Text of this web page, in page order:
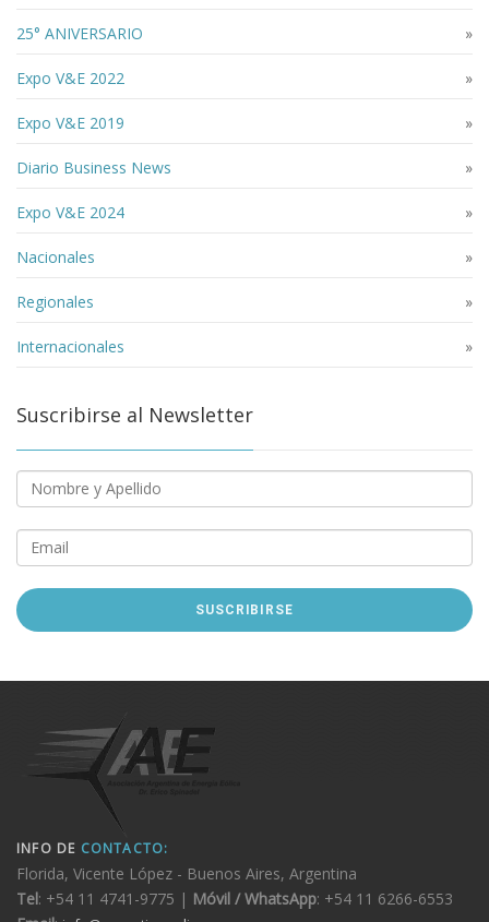
»
25° ANIVERSARIO
»
Expo V&E 2022
»
Expo V&E 2019
»
Diario Business News
»
Expo V&E 2024
»
Nacionales
»
Regionales
»
Internacionales
Suscribirse al Newsletter
INFO DE CONTACTO:
Florida, Vicente López - Buenos Aires, Argentina
Tel: +54 11 4741-9775 | Móvil / WhatsApp: +54 11 6266-6553